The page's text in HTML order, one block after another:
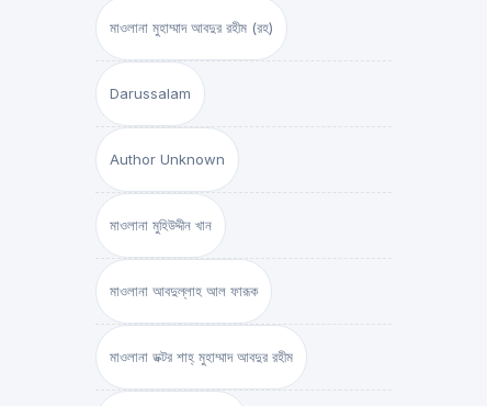
মাওলানা মুহাম্মাদ আবদুর রহীম (রহ)
Darussalam
Author Unknown
মাওলানা মুহিউদ্দীন খান
মাওলানা আবদুল্লাহ আল ফারূক
মাওলানা ডক্টর শাহ্‌ মুহাম্মাদ আবদুর রহীম